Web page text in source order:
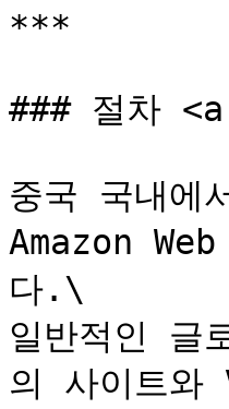
***
### 절차
중국 국내에
Amazon
다.\
일반적인 글
의 사이트와